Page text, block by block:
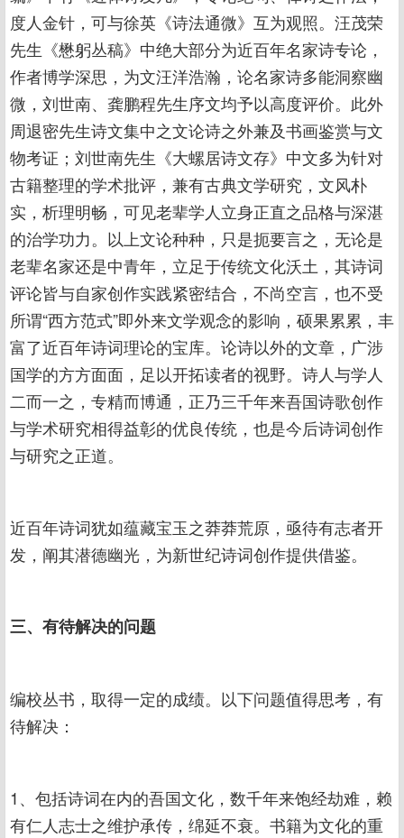
度人金针，可与徐英《诗法通微》互为观照。汪茂荣
先生《懋躬丛稿》中绝大部分为近百年名家诗专论，
作者博学深思，为文汪洋浩瀚，论名家诗多能洞察幽
微，刘世南、龚鹏程先生序文均予以高度评价。此外
周退密先生诗文集中之文论诗之外兼及书画鉴赏与文
物考证；刘世南先生《大螺居诗文存》中文多为针对
古籍整理的学术批评，兼有古典文学研究，文风朴
实，析理明畅，可见老辈学人立身正直之品格与深湛
的治学功力。以上文论种种，只是扼要言之，无论是
老辈名家还是中青年，立足于传统文化沃土，其诗词
评论皆与自家创作实践紧密结合，不尚空言，也不受
所谓“西方范式”即外来文学观念的影响，硕果累累，丰
富了近百年诗词理论的宝库。论诗以外的文章，广涉
国学的方方面面，足以开拓读者的视野。诗人与学人
二而一之，专精而博通，正乃三千年来吾国诗歌创作
与学术研究相得益彰的优良传统，也是今后诗词创作
与研究之正道。
近百年诗词犹如蕴藏宝玉之莽莽荒原，亟待有志者开
发，阐其潜德幽光，为新世纪诗词创作提供借鉴。
三、有待解决的问题
编校丛书，取得一定的成绩。以下问题值得思考，有
待解决：
1、包括诗词在内的吾国文化，数千年来饱经劫难，赖
有仁人志士之维护承传，绵延不衰。书籍为文化的重